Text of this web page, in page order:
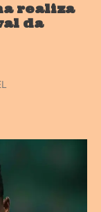
realiza
da